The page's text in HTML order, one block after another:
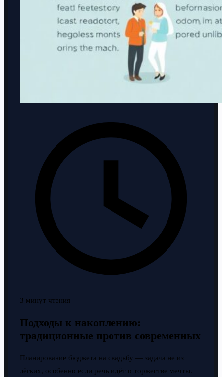
3 минут чтения
Подходы к накоплению:
традиционные против современных
Планирование бюджета на свадьбу — задача не из
лёгких, особенно если речь идёт о торжестве мечты.